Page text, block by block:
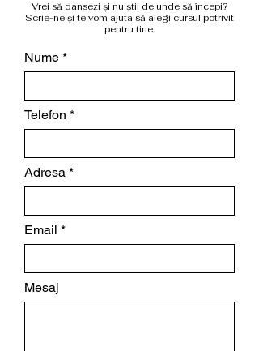
Vrei să dansezi și nu știi de unde să începi?
Scrie-ne și te vom ajuta să alegi cursul potrivit
pentru tine.
Nume
Telefon
Adresa
Email
Mesaj